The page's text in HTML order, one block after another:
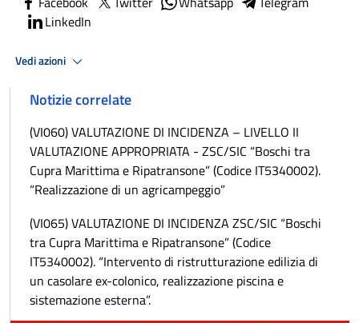
LinkedIn
Vedi azioni
Notizie correlate
(VI060) VALUTAZIONE DI INCIDENZA – LIVELLO II
VALUTAZIONE APPROPRIATA - ZSC/SIC “Boschi tra
Cupra Marittima e Ripatransone” (Codice IT5340002).
“Realizzazione di un agricampeggio”
(VI065) VALUTAZIONE DI INCIDENZA ZSC/SIC “Boschi
tra Cupra Marittima e Ripatransone” (Codice
IT5340002). “Intervento di ristrutturazione edilizia di
un casolare ex-colonico, realizzazione piscina e
sistemazione esterna”.